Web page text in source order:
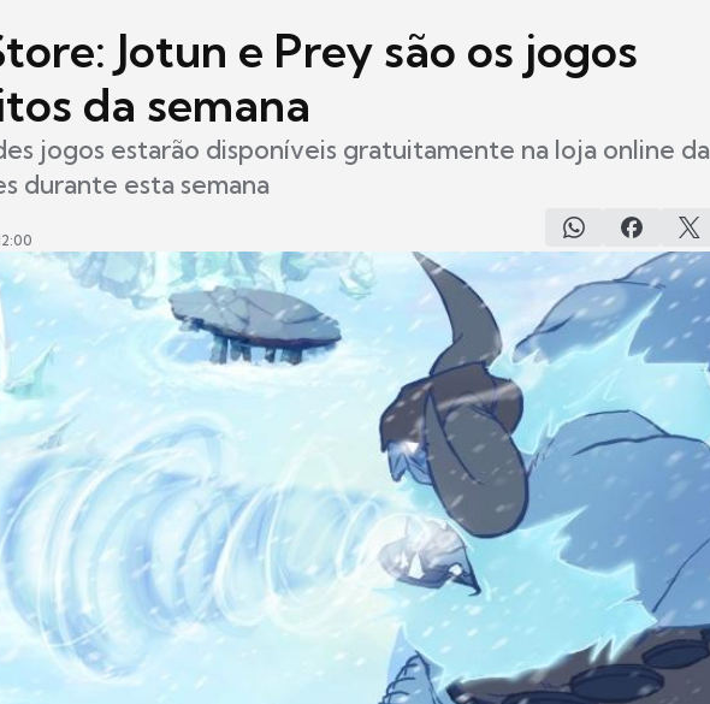
Jotun e Prey são os jogos
da semana
jogos estarão disponíveis gratuitamente na loja online da
durante esta semana